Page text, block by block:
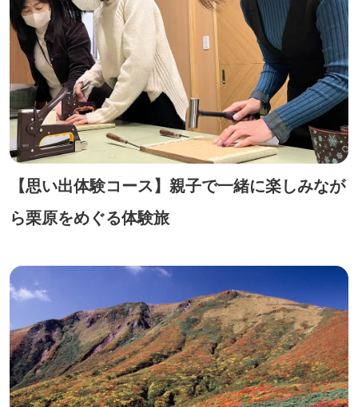
【思い出体験コース】親子で一緒に楽しみなが
ら栗原をめぐる体験旅